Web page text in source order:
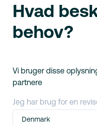
Hvad
behov?
Vi bruger disse
partnere
Jeg har brug for en
Denmark